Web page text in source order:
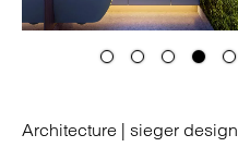
Architecture | sieger design